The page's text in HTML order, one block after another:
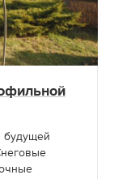
будущей